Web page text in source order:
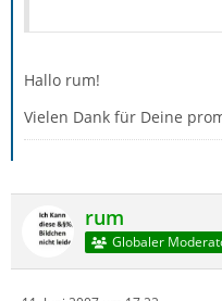
Hallo rum!
Vielen Dank für Deine
rum
Globaler